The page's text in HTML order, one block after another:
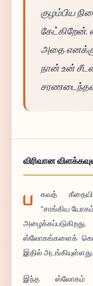
குழம்பிய
அதை எனக்கு
நான் உன்
விரிவான
ப
கவத்
"சாங்கிய
ஸ்லோகங்களைக்
இதில் அடங்கியுள்ளது.
இந்த ஸ்லோகம்